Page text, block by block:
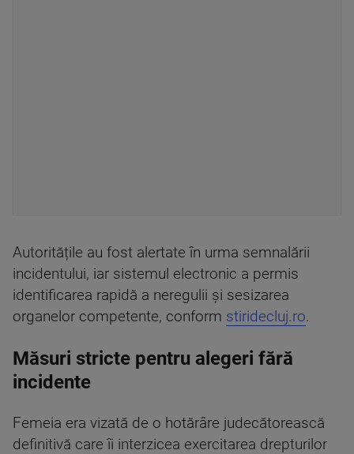
Autoritățile au fost alertate în urma semnalării
incidentului, iar sistemul electronic a permis
identificarea rapidă a neregulii și sesizarea
organelor competente, conform stiridecluj.ro.
Măsuri stricte pentru alegeri fără
incidente
Femeia era vizată de o hotărâre judecătorească
definitivă care îi interzicea exercitarea drepturilor